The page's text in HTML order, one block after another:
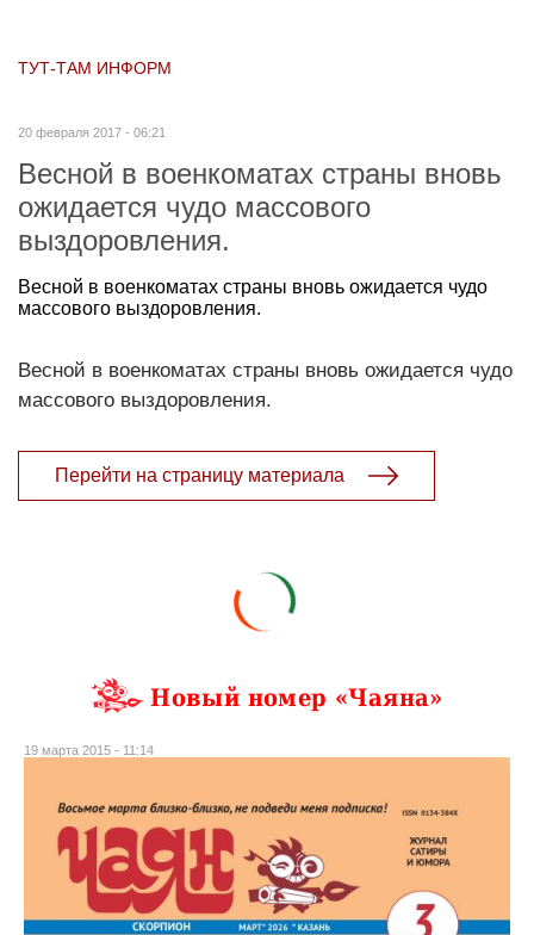
ТУТ-ТАМ ИНФОРМ
20 февраля 2017 - 06:21
Весной в военкоматах страны вновь
ожидается чудо массового
выздоровления.
Весной в военкоматах страны вновь ожидается чудо
массового выздоровления.
Весной в военкоматах страны вновь ожидается чудо
массового выздоровления.
Перейти на страницу материала
Новый номер «Чаяна»
19 марта 2015 - 11:14